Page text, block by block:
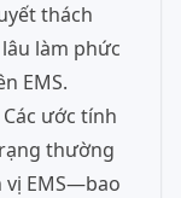
thách
làm phức
EMS.
ước tính
thường
vị EMS—bao